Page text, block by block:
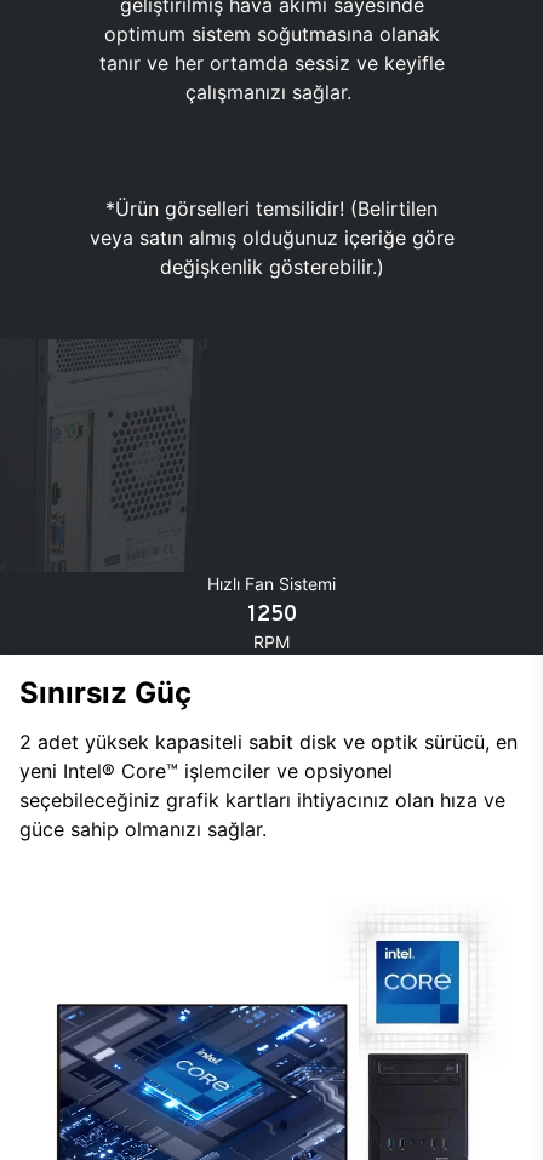
geliştirilmiş hava akımı sayesinde
optimum sistem soğutmasına olanak
tanır ve her ortamda sessiz ve keyifle
çalışmanızı sağlar.
*Ürün görselleri temsilidir! (Belirtilen
veya satın almış olduğunuz içeriğe göre
değişkenlik gösterebilir.)
Hızlı Fan Sistemi
1250
RPM
Sınırsız Güç
2 adet yüksek kapasiteli sabit disk ve optik sürücü, en
yeni Intel® Core™ işlemciler ve opsiyonel
seçebileceğiniz grafik kartları ihtiyacınız olan hıza ve
güce sahip olmanızı sağlar.